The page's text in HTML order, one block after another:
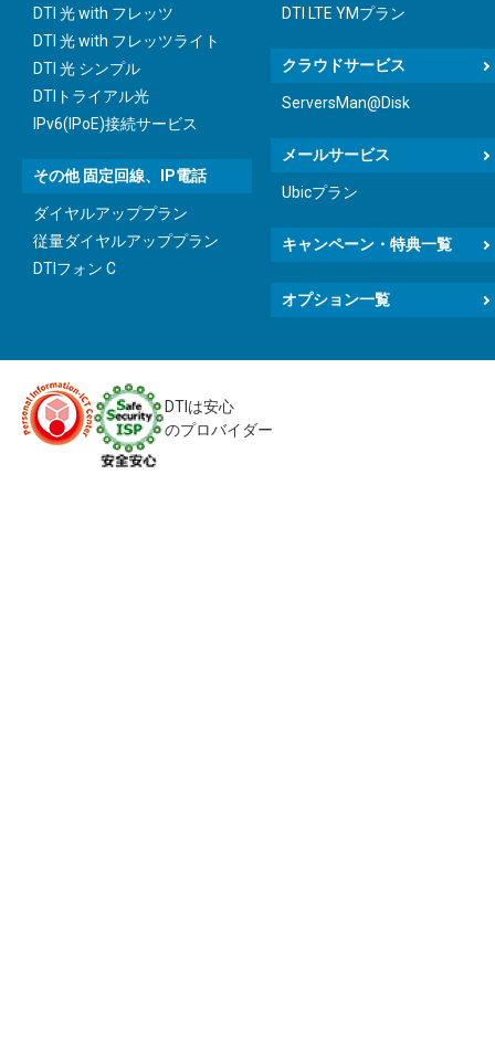
DTI 光 with フレッツ
DTI 光 with フレッツライト
DTI 光 シンプル
DTIトライアル光
IPv6(IPoE)接続サービス
その他 固定回線、IP電話
ダイヤルアッププラン
従量ダイヤルアッププラン
DTIフォン C
DTI LTE YMプラン
クラウドサービス
ServersMan@Disk
メールサービス
Ubicプラン
キャンペーン・特典一覧
オプション一覧
DTIは安心
のプロバイダー